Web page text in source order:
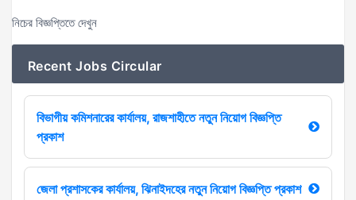
নিচের বিজ্ঞপ্তিতেদেখুন
Recent Jobs Circular
বিভাগীয় কমিশনারের কার্যালয়, রাজশাহীতে নতুন নিয়োগ বিজ্ঞপ্তি
প্রকাশ
জেলা প্রশাসকের কার্যালয়, ঝিনাইদহের নতুন নিয়োগ বিজ্ঞপ্তি প্রকাশ